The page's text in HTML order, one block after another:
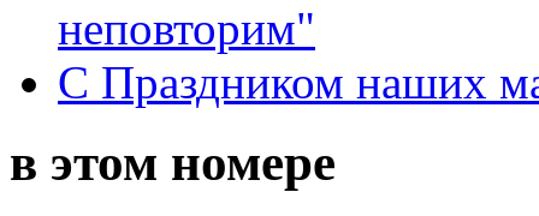
неповторим"
С Праздником наших
в этом номере